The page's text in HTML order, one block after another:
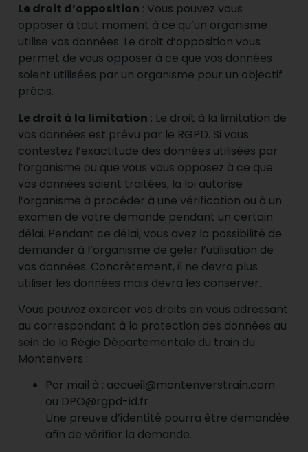
Le droit d’opposition : Vous pouvez vous
opposer à tout moment à ce qu’un organisme
utilise vos données. Le droit d’opposition vous
permet de vous opposer à ce que vos données
soient utilisées par un organisme pour un objectif
précis.
Le droit à la limitation : Le droit à la limitation de
vos données est prévu par le RGPD. Si vous
contestez l’exactitude des données utilisées par
l’organisme ou que vous vous opposez à ce que
vos données soient traitées, la loi autorise
l’organisme à procéder à une vérification ou à un
examen de votre demande pendant un certain
délai. Pendant ce délai, vous avez la possibilité de
demander à l’organisme de geler l’utilisation de
vos données. Concrètement, il ne devra plus
utiliser les données mais devra les conserver.
Vous pouvez exercer vos droits en vous adressant
au correspondant à la protection des données au
sein de la Régie Départementale du train du
Montenvers :
Par mail à : accueil@montenverstrain.com
ou DPO@rgpd-id.fr
Une preuve d’identité pourra être demandée
afin de vérifier la demande.